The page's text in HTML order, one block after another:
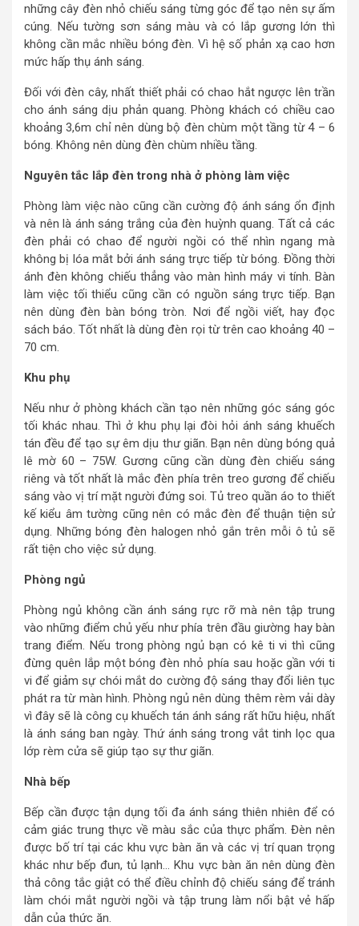
những cây đèn nhỏ chiếu sáng từng góc để tạo nên sự ấm
cúng. Nếu tường sơn sáng màu và có lắp gương lớn thì
không cần mắc nhiều bóng đèn. Vì hệ số phản xạ cao hơn
mức hấp thụ ánh sáng.
Đối với đèn cây, nhất thiết phải có chao hắt ngược lên trần
cho ánh sáng dịu phản quang. Phòng khách có chiều cao
khoảng 3,6m chỉ nên dùng bộ đèn chùm một tầng từ 4 – 6
bóng. Không nên dùng đèn chùm nhiều tầng.
Nguyên tắc lắp đèn trong nhà ở phòng làm việc
Phòng làm việc nào cũng cần cường độ ánh sáng ổn định
và nên là ánh sáng trắng của đèn huỳnh quang. Tất cả các
đèn phải có chao để người ngồi có thể nhìn ngang mà
không bị lóa mắt bởi ánh sáng trực tiếp từ bóng. Đồng thời
ánh đèn không chiếu thẳng vào màn hình máy vi tính. Bàn
làm việc tối thiểu cũng cần có nguồn sáng trực tiếp. Bạn
nên dùng đèn bàn bóng tròn. Nơi để ngồi viết, hay đọc
sách báo. Tốt nhất là dùng đèn rọi từ trên cao khoảng 40 –
70 cm.
Khu phụ
Nếu như ở phòng khách cần tạo nên những góc sáng góc
tối khác nhau. Thì ở khu phụ lại đòi hỏi ánh sáng khuếch
tán đều để tạo sự êm dịu thư giãn. Bạn nên dùng bóng quả
lê mờ 60 – 75W. Gương cũng cần dùng đèn chiếu sáng
riêng và tốt nhất là mắc đèn phía trên treo gương để chiếu
sáng vào vị trí mặt người đứng soi. Tủ treo quần áo to thiết
kế kiểu âm tường cũng nên có mắc đèn để thuận tiện sử
dụng. Những bóng đèn halogen nhỏ gắn trên mỗi ô tủ sẽ
rất tiện cho việc sử dụng.
Phòng ngủ
Phòng ngủ không cần ánh sáng rực rỡ mà nên tập trung
vào những điểm chủ yếu như phía trên đầu giường hay bàn
trang điểm. Nếu trong phòng ngủ bạn có kê ti vi thì cũng
đừng quên lắp một bóng đèn nhỏ phía sau hoặc gần với ti
vi để giảm sự chói mắt do cường độ sáng thay đổi liên tục
phát ra từ màn hình. Phòng ngủ nên dùng thêm rèm vải dày
vì đây sẽ là công cụ khuếch tán ánh sáng rất hữu hiệu, nhất
là ánh sáng ban ngày. Thứ ánh sáng trong vắt tinh lọc qua
lớp rèm cửa sẽ giúp tạo sự thư giãn.
Nhà bếp
Bếp cần được tận dụng tối đa ánh sáng thiên nhiên để có
cảm giác trung thực về màu sắc của thực phẩm. Đèn nên
được bố trí tại các khu vực bàn ăn và các vị trí quan trọng
khác như bếp đun, tủ lạnh… Khu vực bàn ăn nên dùng đèn
thả công tắc giật có thể điều chỉnh độ chiếu sáng để tránh
làm chói mắt người ngồi và tập trung làm nổi bật vẻ hấp
dẫn của thức ăn.